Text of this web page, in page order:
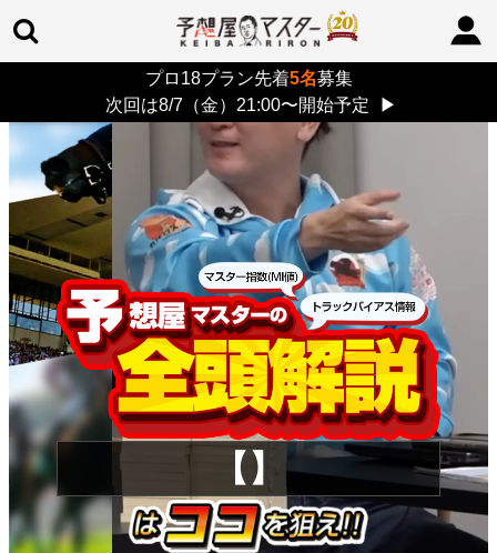
プロ18プラン先着5名募集
次回は8/7（金）21:00〜開始予定
▶
> 26/8/9 (日)
【】